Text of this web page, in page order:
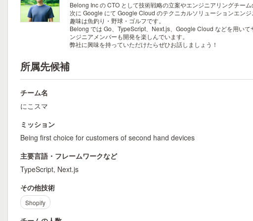
Belong Inc の CTO として技術戦略の立案やエンジニアリングチー
次に Google にて Google Cloud のテクニカルソリューションエンジ
趣味は魚釣り・野球・ゴルフです。
Belong では Go、TypeScript、Next.js、Google Cloud などを用い
ンジニアメンバーも開発を楽しんでいます。
弊社に興味を持っていただけたらぜひお話しましょう！
所属先候補
チーム名
にこスマ
ミッション
Being first choice for customers of second hand devices
主要言語・フレームワークなど
TypeScript, Next.js
その他技術
Shopify